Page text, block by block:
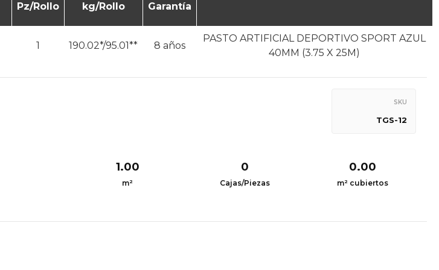
Pz/Rollo kg/Rollo Garantía
1 190.02*/95.01** 8 años
PASTO ARTIFICIAL DEPORTIVO SPORT AZUL
40MM (3.75 X 25M)
SKU
TGS-12
1.00
m²
0
Cajas/Piezas
0.00
m² cubiertos